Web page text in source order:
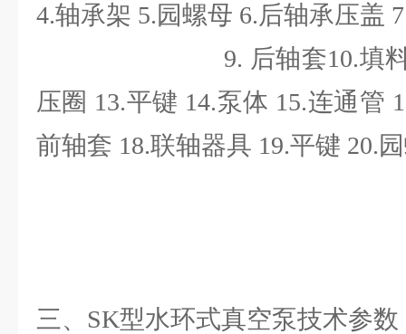
4.轴承架 5.园螺母 6.后轴承压盖
9. 后轴套10.填料压圈
压圈 13.平键 14.泵体 15.连通
前轴套 18.联轴器具 19.平键 20.
三、SK型水环式真空泵技术参数